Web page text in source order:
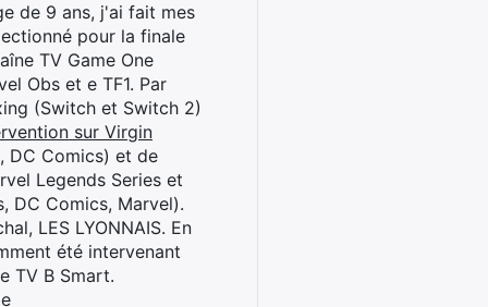
de 9 ans, j'ai fait mes
pour la finale
TV Game One
Obs et e TF1. Par
(Switch et Switch 2)
sur Virgin
DC Comics) et de
Legends Series et
DC Comics, Marvel).
LES LYONNAIS. En
été intervenant
TV B Smart.